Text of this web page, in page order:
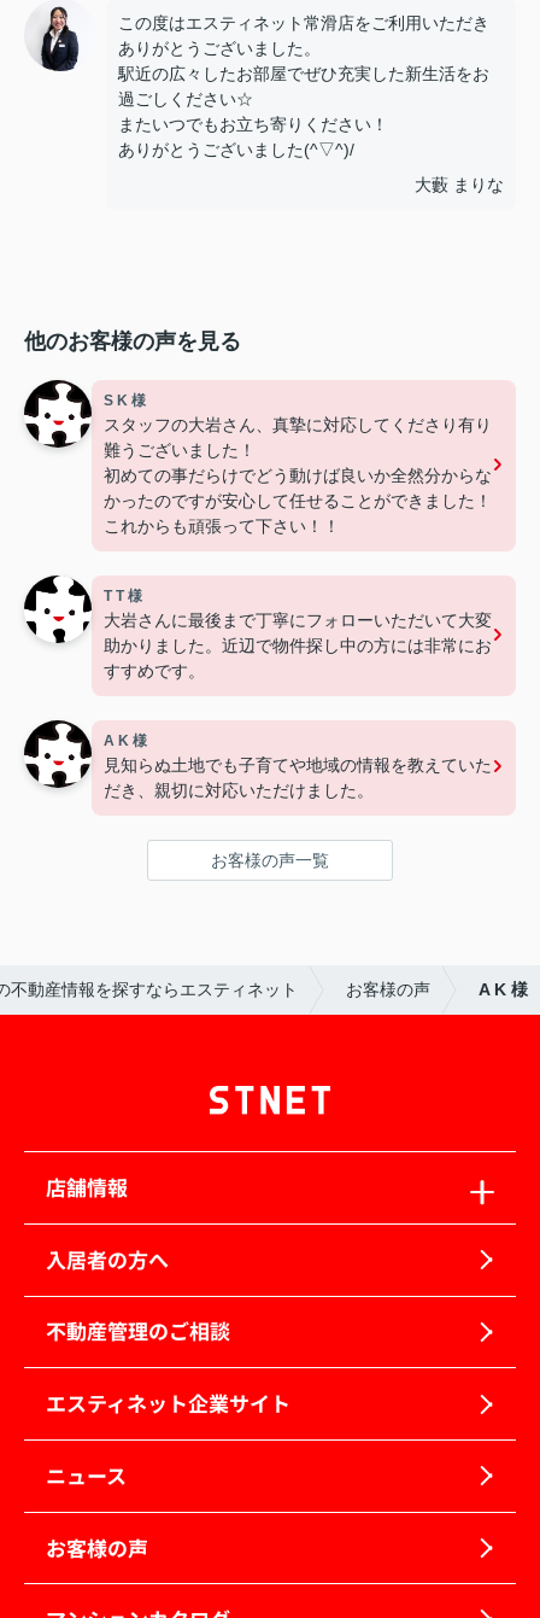
この度はエスティネット常滑店をご利用いただき
ありがとうございました。
駅近の広々したお部屋でぜひ充実した新生活をお
過ごしください☆
またいつでもお立ち寄りください！
ありがとうございました(^▽^)/
大藪 まりな
他のお客様の声を見る
S K 様
スタッフの大岩さん、真摯に対応してくださり有り
難うございました！
初めての事だらけでどう動けば良いか全然分からな
かったのですが安心して任せることができました！
これからも頑張って下さい！！
T T 様
大岩さんに最後まで丁寧にフォローいただいて大変
助かりました。近辺で物件探し中の方には非常にお
すすめです。
A K 様
見知らぬ土地でも子育てや地域の情報を教えていた
だき、親切に対応いただけました。
お客様の声一覧
不動産情報を探すならエスティネット お客様の声 A K 様
店舗情報
入居者の方へ
不動産管理のご相談
エスティネット企業サイト
ニュース
お客様の声